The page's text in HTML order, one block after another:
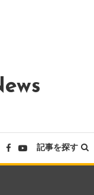
記事を探す